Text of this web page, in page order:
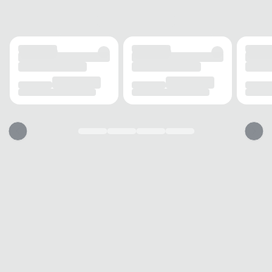
SOLADO
Borracha
ADERÊNCIA
Alta
Médio
CANO